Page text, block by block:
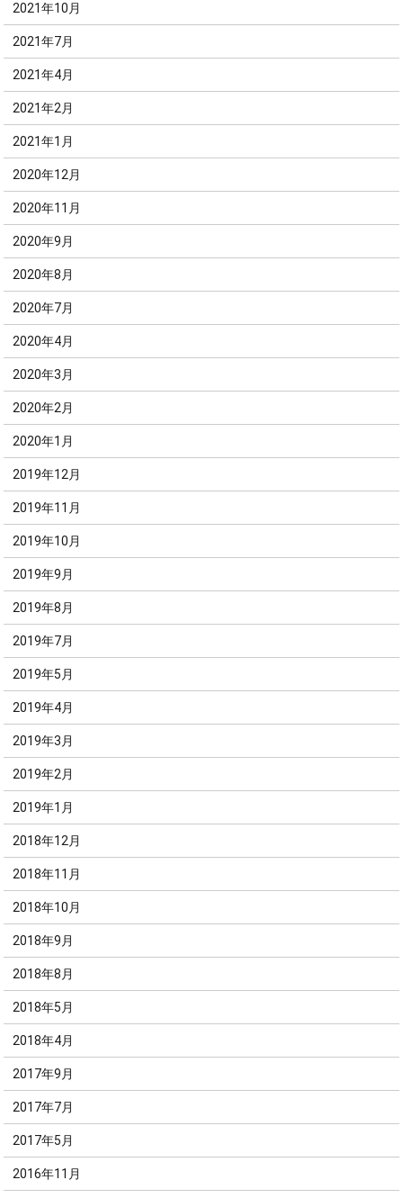
2021年10月
2021年7月
2021年4月
2021年2月
2021年1月
2020年12月
2020年11月
2020年9月
2020年8月
2020年7月
2020年4月
2020年3月
2020年2月
2020年1月
2019年12月
2019年11月
2019年10月
2019年9月
2019年8月
2019年7月
2019年5月
2019年4月
2019年3月
2019年2月
2019年1月
2018年12月
2018年11月
2018年10月
2018年9月
2018年8月
2018年5月
2018年4月
2017年9月
2017年7月
2017年5月
2016年11月